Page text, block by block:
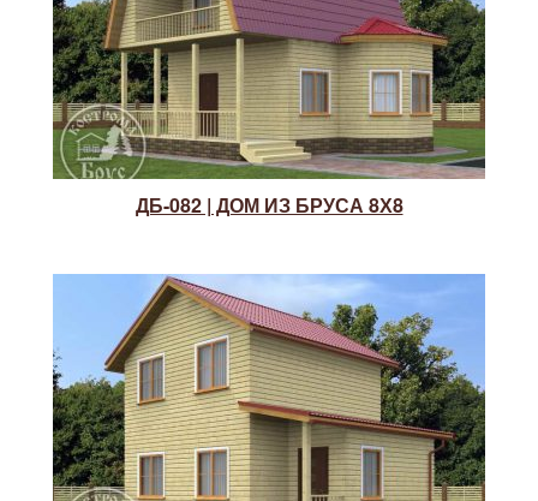
ДБ-082 | ДОМ ИЗ БРУСА 8Х8